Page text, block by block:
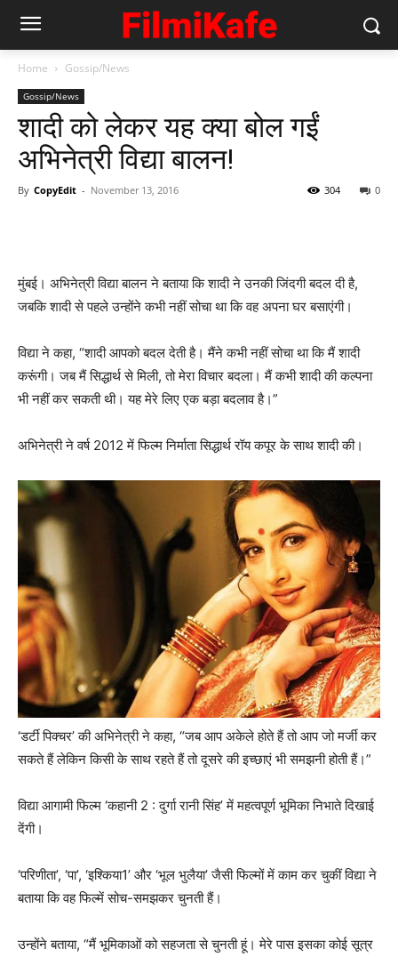
Home Gossip/News
Gossip/News
शादी को लेकर यह क्या बोल गईं
अभिनेत्री ​विद्या बालन!
By CopyEdit - November 13, 2016 0
304
मुंबई। अभिनेत्री विद्या बालन ने बताया कि शादी ने उनकी जिंदगी बदल दी है,
जबकि शादी से पहले उन्होंने कभी नहीं सोचा था कि वह अपना घर बसाएंगी।
विद्या ने कहा, “शादी आपको बदल देती है। मैंने कभी नहीं सोचा था कि मैं शादी
करूंगी। जब मैं सिद्धार्थ से मिली, तो मेरा विचार बदला। मैं कभी शादी की कल्पना
भी नहीं कर सकती थी। यह मेरे लिए एक बड़ा बदलाव है।”
अभिनेत्री ने वर्ष 2012 में फिल्म निर्माता सिद्धार्थ रॉय कपूर के साथ शादी की।
‘डर्टी पिक्चर’ की अभिनेत्री ने कहा, “जब आप अकेले होते हैं तो आप जो मर्जी कर
सकते हैं लेकिन किसी के साथ रहते हैं तो दूसरे की इच्छाएं भी समझनी होती हैं।”
विद्या आगामी फिल्म ‘कहानी 2 : दुर्गा रानी सिंह’ में महत्वपूर्ण भूमिका निभाते दिखाई
देंगी।
‘परिणीता’, ‘पा’, ‘इश्किया1’ और ‘भूल भुलैया’ जैसी फिल्मों में काम कर चुकीं विद्या ने
बताया कि वह फिल्में सोच-समझकर चुनती हैं।
उन्होंने बताया, “मैं भूमिकाओं को सहजता से चुनती हूं। मेरे पास इसका कोई सूत्र